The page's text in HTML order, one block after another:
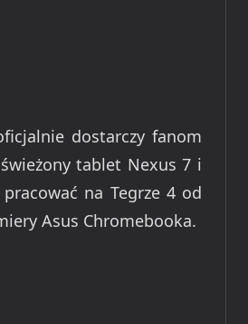
dostarczy fanom
tablet Nexus 7 i
na Tegrze 4 od
Asus Chromebooka.